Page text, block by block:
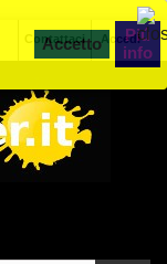
Accedi
Contattaci
Piú
info